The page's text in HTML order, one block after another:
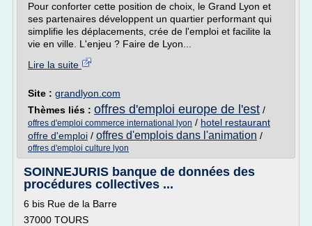
Pour conforter cette position de choix, le Grand Lyon et
ses partenaires développent un quartier performant qui
simplifie les déplacements, crée de l'emploi et facilite la
vie en ville. L'enjeu ? Faire de Lyon...
Lire la suite
Site : grandlyon.com
Thèmes liés : offres d'emploi europe de l'est /
offres d'emploi commerce international lyon / hotel restaurant
offre d'emploi / offres d'emplois dans l'animation /
offres d'emploi culture lyon
SOINNEJURIS banque de données des
procédures collectives ...
6 bis Rue de la Barre
37000 TOURS